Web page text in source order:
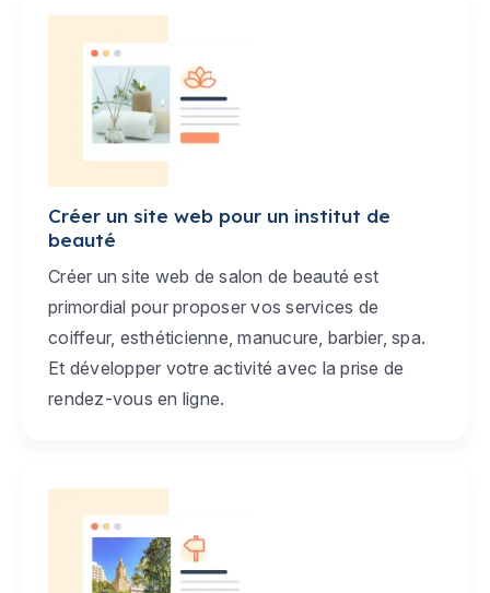
Créer un site web pour un institut de
beauté
Créer un site web de salon de beauté est
primordial pour proposer vos services de
coiffeur, esthéticienne, manucure, barbier, spa.
Et développer votre activité avec la prise de
rendez-vous en ligne.